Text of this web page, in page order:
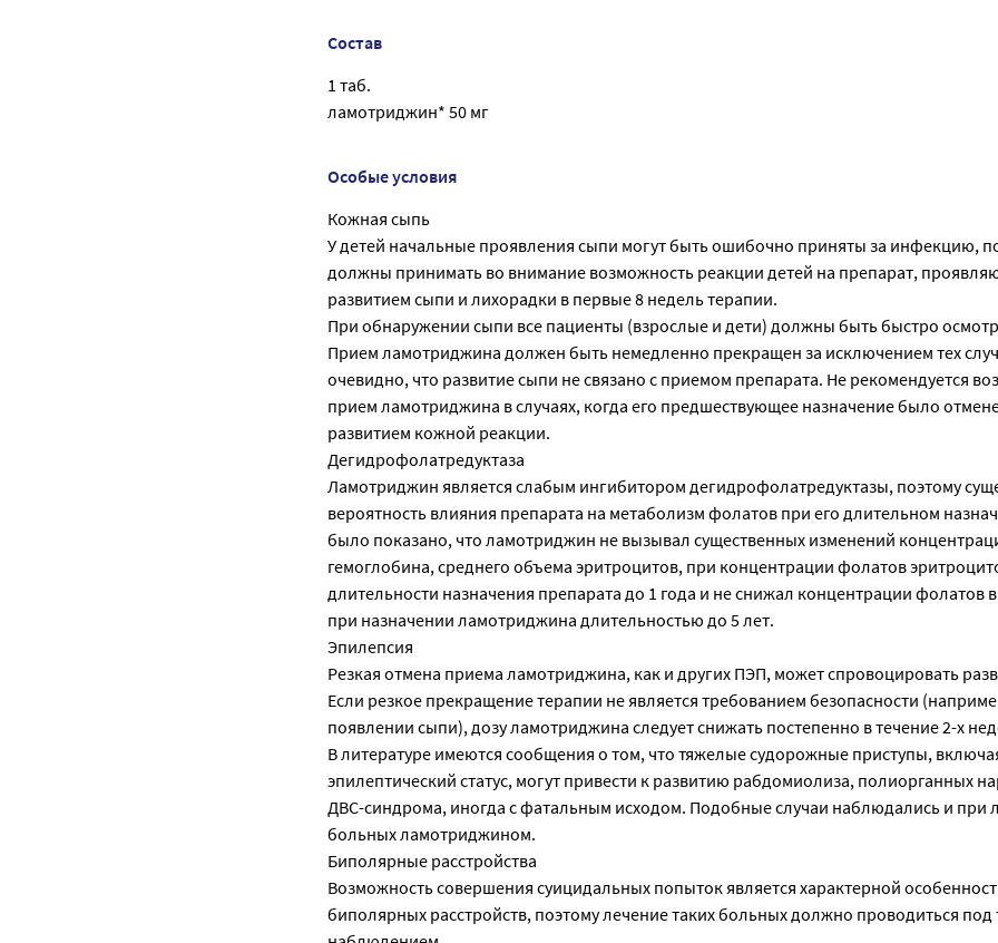
Состав
1 таб.
ламотриджин* 50 мг
Особые условия
Кожная сыпь
У детей начальные проявления сыпи могут быть ошибочно приняты за инфекцию,
должны принимать во внимание возможность реакции детей на препарат,
развитием сыпи и лихорадки в первые 8 недель терапии.
При обнаружении сыпи все пациенты (взрослые и дети) должны быть быстро
Прием ламотриджина должен быть немедленно прекращен за исключением тех
очевидно, что развитие сыпи не связано с приемом препарата. Не рекомендуется
прием ламотриджина в случаях, когда его предшествующее назначение было
развитием кожной реакции.
Дегидрофолатредуктаза
Ламотриджин является слабым ингибитором дегидрофолатредуктазы, поэтому
вероятность влияния препарата на метаболизм фолатов при его длительном
было показано, что ламотриджин не вызывал существенных изменений
гемоглобина, среднего объема эритроцитов, при концентрации фолатов
длительности назначения препарата до 1 года и не снижал концентрации фолатов
при назначении ламотриджина длительностью до 5 лет.
Эпилепсия
Резкая отмена приема ламотриджина, как и других ПЭП, может спровоцировать
Если резкое прекращение терапии не является требованием безопасности
появлении сыпи), дозу ламотриджина следует снижать постепенно в течение 2-х
В литературе имеются сообщения о том, что тяжелые судорожные приступы,
эпилептический статус, могут привести к развитию рабдомиолиза, полиорганных
ДВС-синдрома, иногда с фатальным исходом. Подобные случаи наблюдались и при
больных ламотриджином.
Биполярные расстройства
Возможность совершения суицидальных попыток является характерной
биполярных расстройств, поэтому лечение таких больных должно проводиться